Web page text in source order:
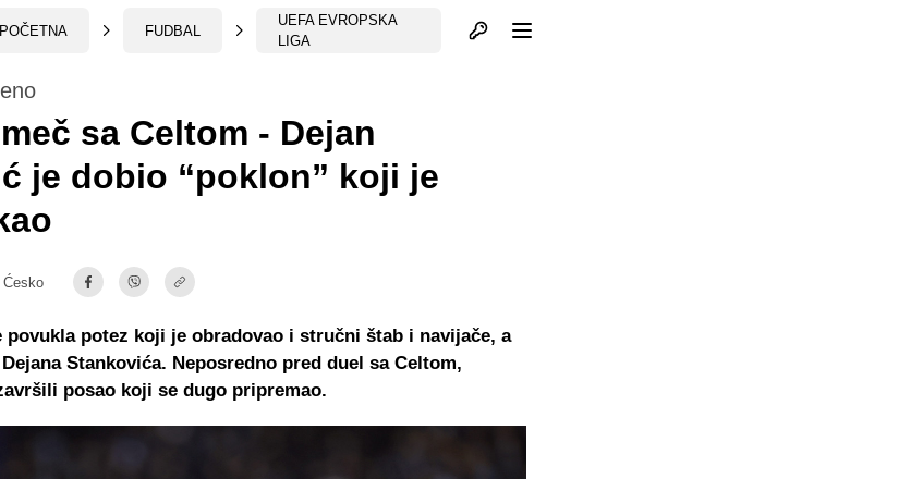
POČETNA FUDBAL
UEFA EVROPSKA
LIGA
Otvori profil
sa Celtom - Dejan
je dobio “poklon” koji je
povukla potez koji je obradovao i stručni štab i navijače, a
Stankovića. Neposredno pred duel sa Celtom,
posao koji se dugo pripremao.